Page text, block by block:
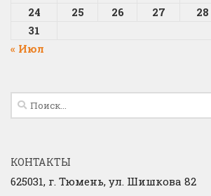
24
25 26 27 28
31
« Июл
Найти:
КОНТАКТЫ
625031, г. Тюмень, ул. Шишкова 82